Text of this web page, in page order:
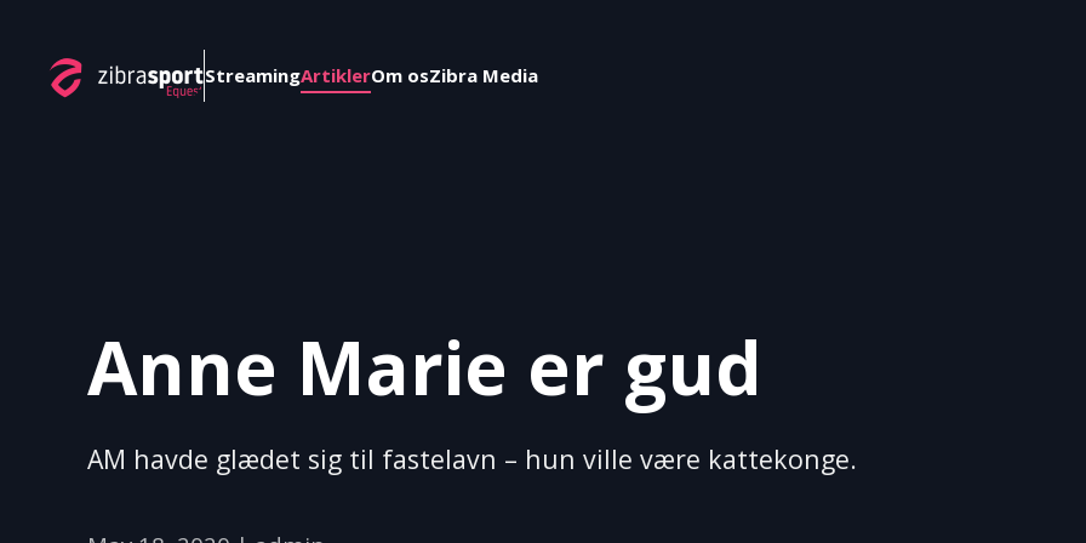
Skip to main content
StreamingArtiklerOm osZibra Media
Anne Marie er gud
AM havde glædet sig til fastelavn – hun ville være kattekonge.